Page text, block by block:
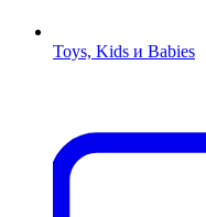
Toys, Kids и Babies